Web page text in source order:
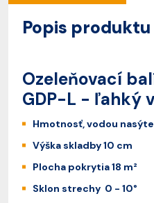
Popis produktu
Ozeleňovací
GDP-L - ľahký
Hmotnosť, vodou
Výška skladby 10 cm
Plocha pokrytia 18 m²
Sklon strechy 0 - 10°